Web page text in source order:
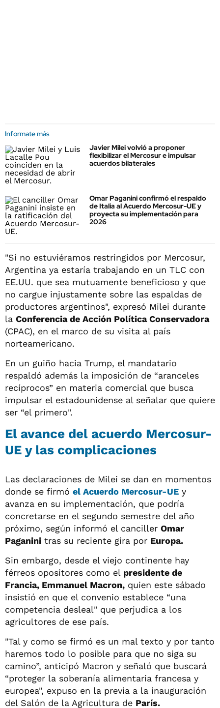
Informate más
Javier Milei volvió a proponer
flexibilizar el Mercosur e impulsar
acuerdos bilaterales
Omar Paganini confirmó el respaldo
de Italia al Acuerdo Mercosur-UE y
proyecta su implementación para
2026
"Si no estuviéramos restringidos por Mercosur,
Argentina ya estaría trabajando en un TLC con
EE.UU. que sea mutuamente beneficioso y que
no cargue injustamente sobre las espaldas de
productores argentinos", expresó Milei durante
la Conferencia de Acción Política Conservadora
(CPAC), en el marco de su visita al país
norteamericano.
En un guiño hacia Trump, el mandatario
respaldó además la imposición de “aranceles
recíprocos” en materia comercial que busca
impulsar el estadounidense al señalar que quiere
ser “el primero".
El avance del acuerdo Mercosur-
UE y las complicaciones
Las declaraciones de Milei se dan en momentos
donde se firmó el Acuerdo Mercosur-UE y
avanza en su implementación, que podría
concretarse en el segundo semestre del año
próximo, según informó el canciller Omar
Paganini tras su reciente gira por Europa.
Sin embargo, desde el viejo continente hay
férreos opositores como el presidente de
Francia, Emmanuel Macron, quien este sábado
insistió en que el convenio establece “una
competencia desleal" que perjudica a los
agricultores de ese país.
"Tal y como se firmó es un mal texto y por tanto
haremos todo lo posible para que no siga su
camino”, anticipó Macron y señaló que buscará
“proteger la soberanía alimentaria francesa y
europea", expuso en la previa a la inauguración
del Salón de la Agricultura de París.